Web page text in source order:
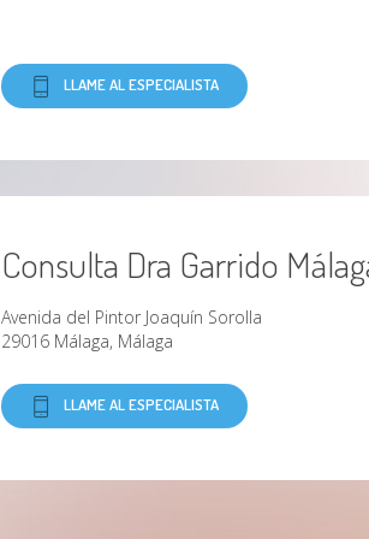
LLAME AL ESPECIALISTA
Consulta Dra Garrido
Avenida del Pintor Joaquín Sorolla
29016 Málaga, Málaga
LLAME AL ESPECIALISTA